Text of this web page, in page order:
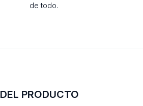
de todo.
PRODUCTO